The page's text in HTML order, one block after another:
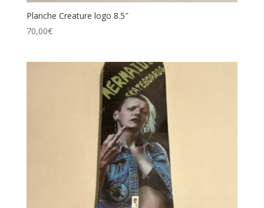
Planche Creature logo 8.5″
70,00€